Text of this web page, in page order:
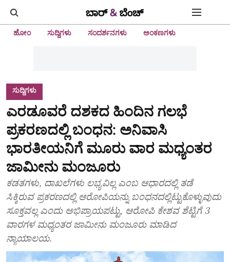
ಹೋಂ ಸುದ್ದಿಗಳು ಸಂದರ್ಶನಗಳು ಅಂಕಣಗಳು
ಸುದ್ದಿಗಳು
ಎರಡೂವರೆ ದಶಕದ ಹಿಂದಿನ ಗಲಭೆ
ಪ್ರಕರಣದಲ್ಲಿ ಬಂಧನ: ಅನಿವಾಸಿ
ಭಾರತೀಯನಿಗೆ ಮೂರು ವಾರ ಮಧ್ಯಂತರ
ಜಾಮೀನು ಮಂಜೂರು
ಕಡತಗಳು, ದಾಖಲೆಗಳು ಲಭ್ಯವಿಲ್ಲ ಎಂಬ ಆಧಾರದಲ್ಲಿ ತಡೆ
ಸಿಕ್ಕಿರುವ ಪ್ರಕರಣದಲ್ಲಿ ಆರೋಪಿಯನ್ನು ಬಂಧನದಲ್ಲಿಟ್ಟುಕೊಳ್ಳುವುದು
ಸೂಕ್ತವಲ್ಲ ಎಂದು ಅಭಿಪ್ರಾಯಪಟ್ಟು, ಆರೋಪಿ ಕೇಶವ ಶೆಟ್ಟಿಗೆ 3
ವಾರಗಳ ಮಧ್ಯಂತರ ಜಾಮೀನು ಮಂಜೂರು ಮಾಡಿದ
ನ್ಯಾಯಾಲಯ.